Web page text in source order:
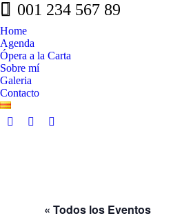
001 234 567 89
Home
Agenda
Ópera a la Carta
Sobre mí
Galeria
Contacto
Facebook
Whatsapp
window
Linkedin
window
« Todos los Eventos